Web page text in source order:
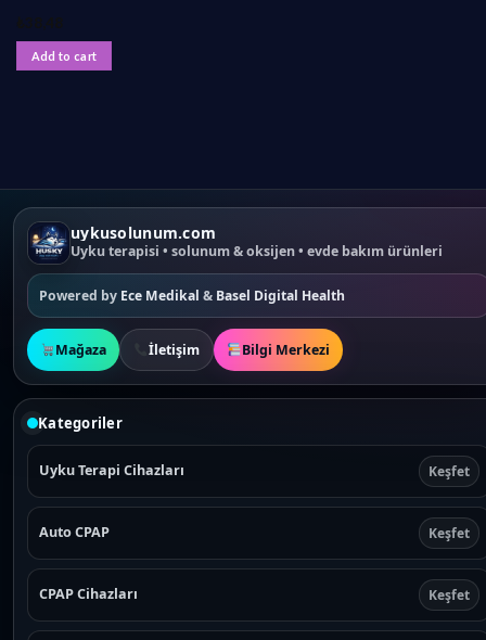
Add to cart
uykusolunum.com
Uyku terapisi • solunum & oksijen • evde bakım ürünleri
Powered by Ece Medikal & Basel Digital Health
Mağaza İletişim Bilgi Merkezi
Kategoriler
Uyku Terapi Cihazları Keşfet
Auto CPAP Keşfet
CPAP Cihazları Keşfet